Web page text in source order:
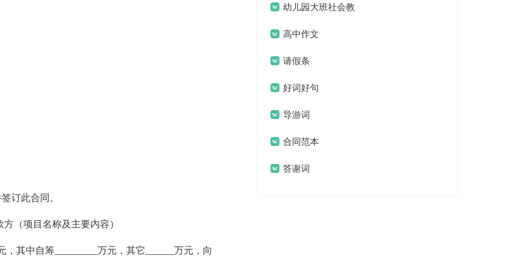
订此合同。
（项目名称及主要内容）
，其中自筹_________万元，其它______万元，向
幼儿园大班社会教
案集锦15篇
高中作文
请假条
好词好句
导游词
合同范本
答谢词